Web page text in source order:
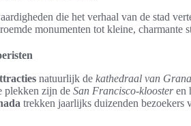
die het verhaal van de stad
monumenten tot kleine, charmante
natuurlijk de kathedraal van
plekken zijn de San Francisco-kloosteren
trekken jaarlijks duizenden bezoekers